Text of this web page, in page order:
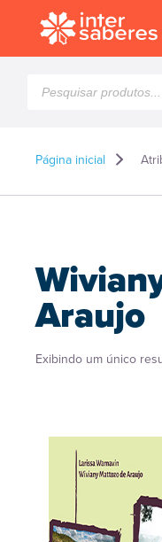
produtos
Página inicial
Araujo
Exibindo um único